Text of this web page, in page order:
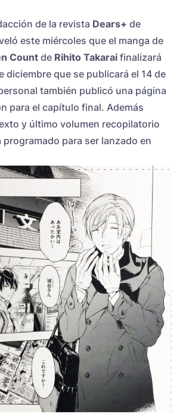
de la revista Dears+ de
este miércoles que el manga de
Count de Rihito Takarai finalizará
diciembre que se publicará el 14 de
también publicó una página
para el capítulo final. Además
y último volumen recopilatorio
programado para ser lanzado en